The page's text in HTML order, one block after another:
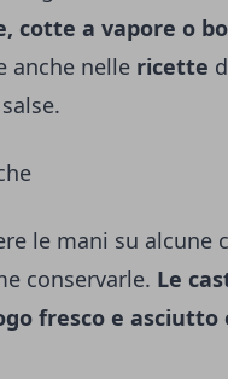
cotte a vapore o
anche nelle ricette
le mani su alcune
conservarle. Le
fresco e asciutto